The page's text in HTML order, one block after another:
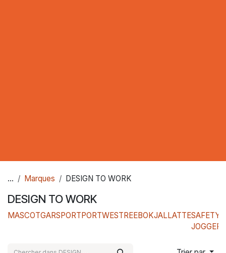
... Marques DESIGN TO WORK
DESIGN TO WORK
MASCOTGARSPORTPORTWESTREEBOKJALLATTESAFETY
JOGGER